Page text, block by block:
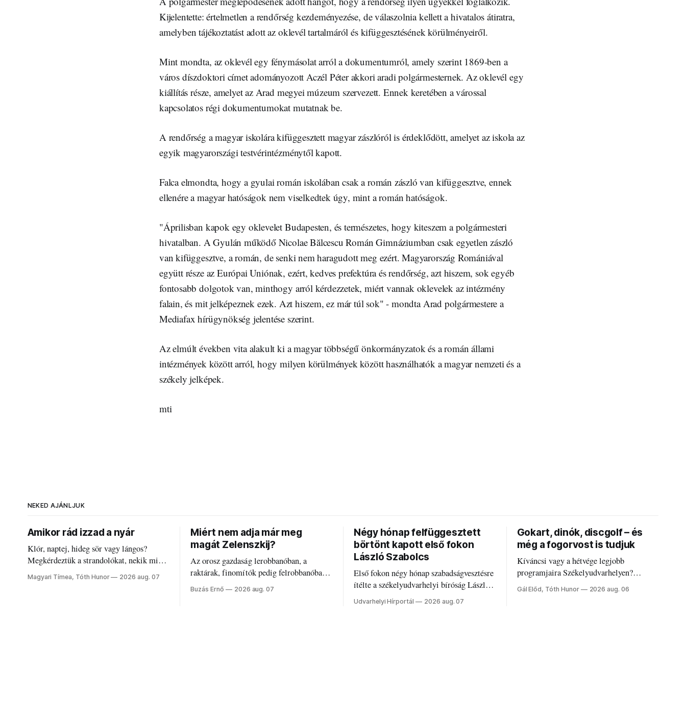
Kijelentette: értelmetlen a rendőrség kezdeményezése, de válaszolnia kellett a hivatalos átiratra,
amelyben tájékoztatást adott az oklevél tartalmáról és kifüggesztésének körülményeiről.
Mint mondta, az oklevél egy fénymásolat arról a dokumentumról, amely szerint 1869-ben a
város díszdoktori címet adományozott Aczél Péter akkori aradi polgármesternek. Az oklevél egy
kiállítás része, amelyet az Arad megyei múzeum szervezett. Ennek keretében a várossal
kapcsolatos régi dokumentumokat mutatnak be.
A rendőrség a magyar iskolára kifüggesztett magyar zászlóról is érdeklődött, amelyet az iskola az
egyik magyarországi testvérintézménytől kapott.
Falca elmondta, hogy a gyulai román iskolában csak a román zászló van kifüggesztve, ennek
ellenére a magyar hatóságok nem viselkedtek úgy, mint a román hatóságok.
"Áprilisban kapok egy oklevelet Budapesten, és természetes, hogy kiteszem a polgármesteri
hivatalban. A Gyulán működő Nicolae Bălcescu Román Gimnáziumban csak egyetlen zászló
van kifüggesztve, a román, de senki nem haragudott meg ezért. Magyarország Romániával
együtt része az Európai Uniónak, ezért, kedves prefektúra és rendőrség, azt hiszem, sok egyéb
fontosabb dolgotok van, minthogy arról kérdezzetek, miért vannak oklevelek az intézmény
falain, és mit jelképeznek ezek. Azt hiszem, ez már túl sok" - mondta Arad polgármestere a
Mediafax hírügynökség jelentése szerint.
Az elmúlt években vita alakult ki a magyar többségű önkormányzatok és a román állami
intézmények között arról, hogy milyen körülmények között használhatók a magyar nemzeti és a
székely jelképek.
mti
NEKED AJÁNLJUK
Amikor rád izzad a nyár
Klór, naptej, hideg sör vagy lángos?
Megkérdeztük a strandolókat, nekik mi
jelenti a nyarat, és hogyan bírják a
kánikulát.
Magyari Tímea, Tóth Hunor 2026 aug. 07
Miért nem adja már meg
magát Zelenszkij?
Az orosz gazdaság lerobbanóban, a
raktárak, finomítók pedig felrobbanóban.
Akárcsak az ukrán népharag, amikor
elégedetlen vezetőivel.
Buzás Ernő 2026 aug. 07
Négy hónap felfüggesztett
börtönt kapott első fokon
László Szabolcs
Első fokon négy hónap szabadságvesztésre
ítélte a székelyudvarhelyi bíróság László
Szabolcsot.
Udvarhelyi Hírportál 2026 aug. 07
Gokart, dinók, discgolf – és
még a fogorvost is tudjuk
Kíváncsi vagy a hétvége legjobb
programjaira Székelyudvarhelyen?
Nálunk megtalálod őket – sőt, ha baj van a
fogaddal, a fogorvosi ügyeletet is!
Gál Előd, Tóth Hunor 2026 aug. 06